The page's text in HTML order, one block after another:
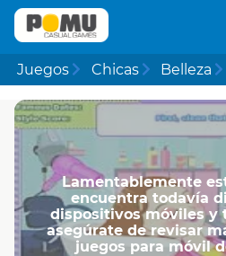
Juegos Chicas Belleza
Lamentablemente
encuentra todavía
dispositivos móviles y
asegúrate de revisar
juegos para móvil